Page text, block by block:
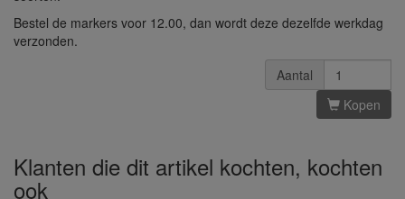
Bestel de markers voor 12.00, dan wordt deze dezelfde werkdag
verzonden.
Aantal
Kopen
Klanten die dit artikel kochten, kochten
ook